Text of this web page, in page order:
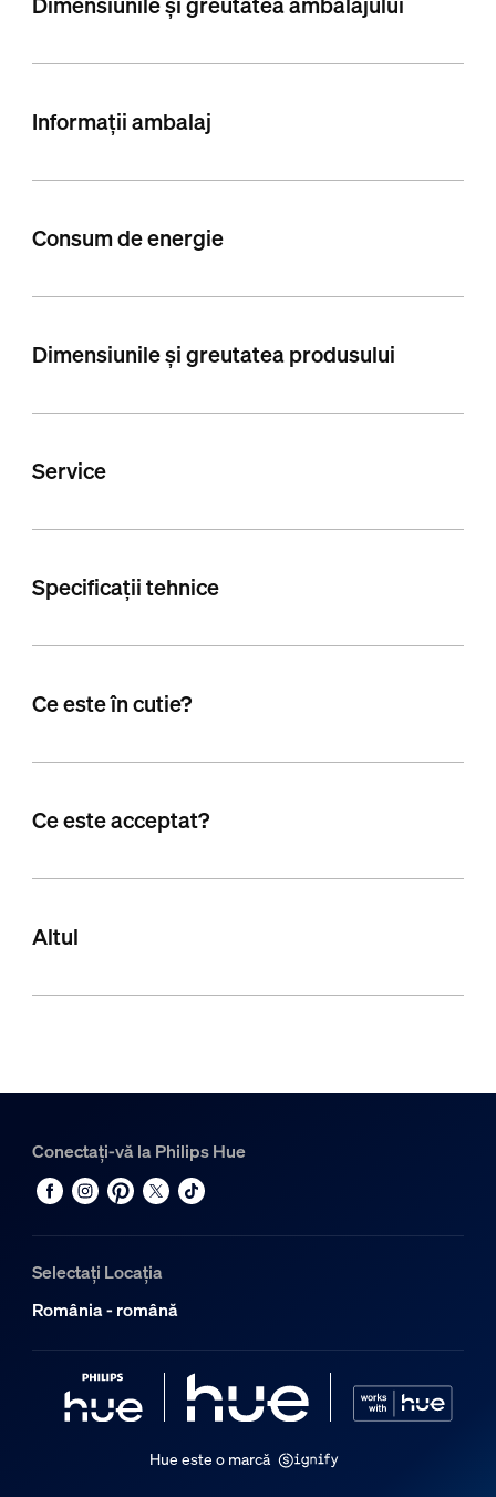
Informații ambalaj
Consum de energie
Dimensiunile și greutatea produsului
Service
Specificații tehnice
Ce este în cutie?
Ce este acceptat?
Altul
Conectați-vă la Philips Hue
Selectați Locația
România - română
Hue este o marcă